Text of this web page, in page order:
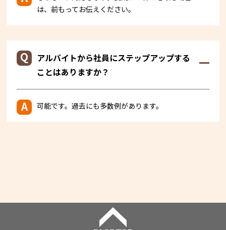
は、前もってお伝えください。
アルバイトから社員にステップアップする
ことはありますか？
可能です。過去にも多数例があります。